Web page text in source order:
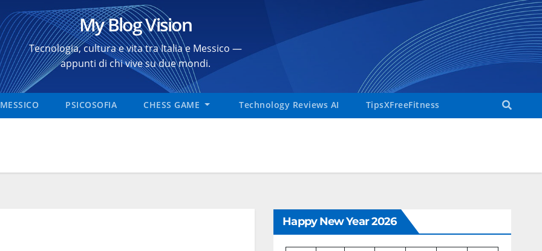
My Blog Vision
Tecnologia, cultura e vita tra Italia e Messico —
appunti di chi vive su due mondi.
MESSICO PSICOSOFIA CHESS GAME Technology Reviews AI TipsXFreeFitness
Happy New Year 2026